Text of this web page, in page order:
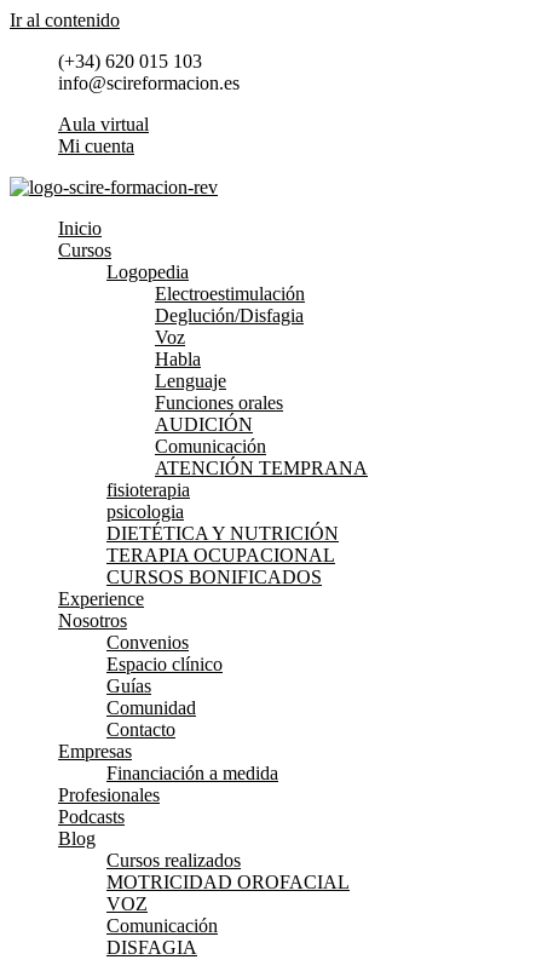
Ir al contenido
(+34) 620 015 103
info@scireformacion.es
Aula virtual
Mi cuenta
Inicio
Cursos
Logopedia
Electroestimulación
Deglución/Disfagia
Voz
Habla
Lenguaje
Funciones orales
AUDICIÓN
Comunicación
ATENCIÓN TEMPRANA
fisioterapia
psicologia
DIETÉTICA Y NUTRICIÓN
TERAPIA OCUPACIONAL
CURSOS BONIFICADOS
Experience
Nosotros
Convenios
Espacio clínico
Guías
Comunidad
Contacto
Empresas
Financiación a medida
Profesionales
Podcasts
Blog
Cursos realizados
MOTRICIDAD OROFACIAL
VOZ
Comunicación
DISFAGIA